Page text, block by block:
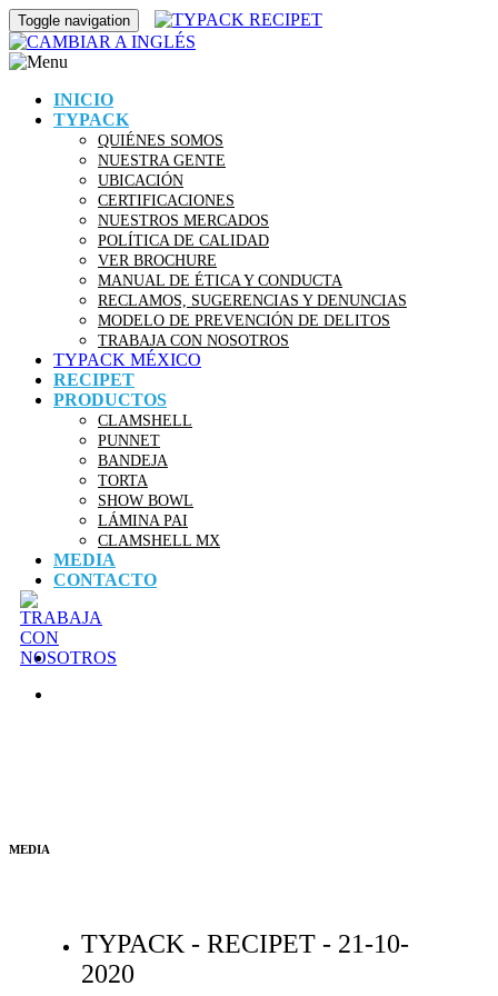
Toggle navigation
INICIO
TYPACK
QUIÉNES SOMOS
NUESTRA GENTE
UBICACIÓN
CERTIFICACIONES
NUESTROS MERCADOS
POLÍTICA DE CALIDAD
VER BROCHURE
MANUAL DE ÉTICA Y CONDUCTA
RECLAMOS, SUGERENCIAS Y DENUNCIAS
MODELO DE PREVENCIÓN DE DELITOS
TRABAJA CON NOSOTROS
TYPACK MÉXICO
RECIPET
PRODUCTOS
CLAMSHELL
PUNNET
BANDEJA
TORTA
SHOW BOWL
LÁMINA PAI
CLAMSHELL MX
MEDIA
CONTACTO
MEDIA
TYPACK - RECIPET - 21-10-
2020